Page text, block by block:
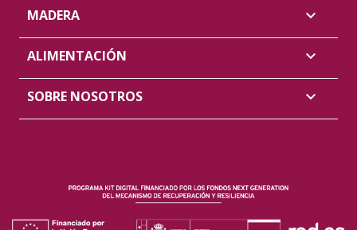
MADERA 
ALIMENTACIÓN 
SOBRE NOSOTROS 